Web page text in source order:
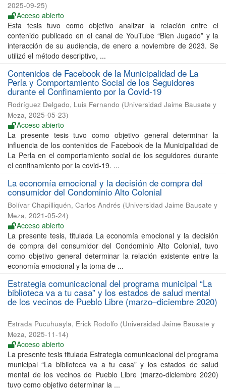
2025-09-25)
Acceso abierto
Esta tesis tuvo como objetivo analizar la relación entre el
contenido publicado en el canal de YouTube “Bien Jugado” y la
interacción de su audiencia, de enero a noviembre de 2023. Se
utilizó el método descriptivo, ...
Contenidos de Facebook de la Municipalidad de La
Perla y Comportamiento Social de los Seguidores
durante el Confinamiento por la Covid-19
Rodríguez Delgado, Luis Fernando (Universidad Jaime Bausate y
Meza, 2025-05-23)
Acceso abierto
La presente tesis tuvo como objetivo general determinar la
influencia de los contenidos de Facebook de la Municipalidad de
La Perla en el comportamiento social de los seguidores durante
el confinamiento por la covid-19. ...
La economía emocional y la decisión de compra del
consumidor del Condominio Alto Colonial
Bolívar Chapilliquén, Carlos Andrés (Universidad Jaime Bausate y
Meza, 2021-05-24)
Acceso abierto
La presente tesis, titulada La economía emocional y la decisión
de compra del consumidor del Condominio Alto Colonial, tuvo
como objetivo general determinar la relación existente entre la
economía emocional y la toma de ...
Estrategia comunicacional del programa municipal “La
biblioteca va a tu casa” y los estados de salud mental
de los vecinos de Pueblo Libre (marzo–diciembre 2020)
Estrada Pucuhuayla, Erick Rodolfo (Universidad Jaime Bausate y
Meza, 2025-11-14)
Acceso abierto
La presente tesis titulada Estrategia comunicacional del programa
municipal “La biblioteca va a tu casa” y los estados de salud
mental de los vecinos de Pueblo Libre (marzo-diciembre 2020)
tuvo como objetivo determinar la ...